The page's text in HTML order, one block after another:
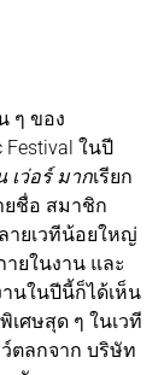
ๆ ของ
Festival ในปี
เว่อร์ มากเรียก
ยชื่อ สมาชิก
ายเวทีน้อยใหญ่
ยในงาน และ
นในปีนี้ก็ได้เห็น
ศษสุด ๆ ในเวที
ตลกจาก บริษัท